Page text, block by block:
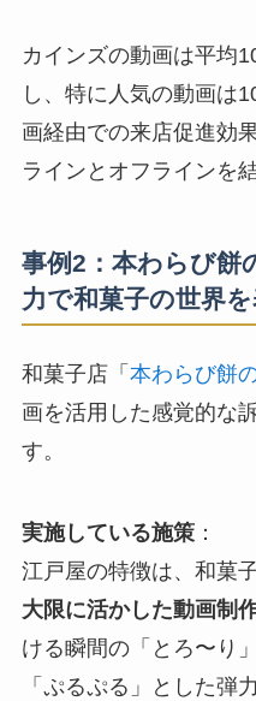
カインズの動画は平均
し、特に人気の動画は
画経由での来店促進効
ラインとオフラインを
事例2：本わらび餅
力で和菓子の世界
和菓子店「 本わらび餅
画を活用した感覚的な
す。
実施している施策：
江戸屋の特徴は、和菓
大限に活かした動画制
ける瞬間の「とろ〜り
「ぷるぷる」とした弾